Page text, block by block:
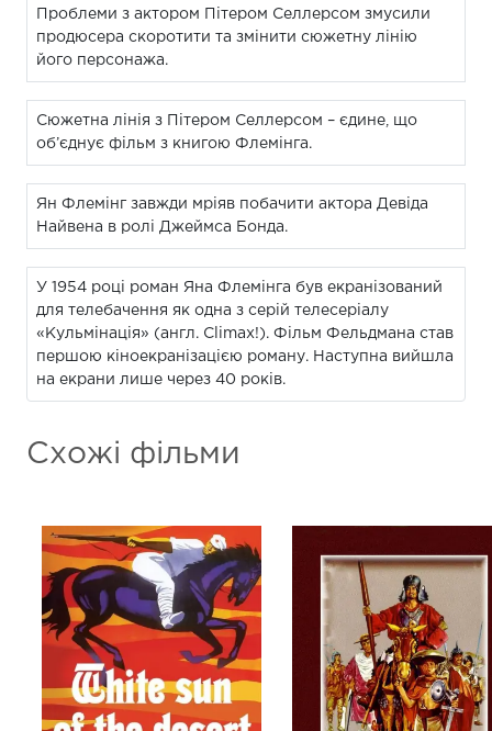
Проблеми з актором Пітером Селлерсом змусили
продюсера скоротити та змінити сюжетну лінію
його персонажа.
Сюжетна лінія з Пітером Селлерсом – єдине, що
об’єднує фільм з книгою Флемінга.
Ян Флемінг завжди мріяв побачити актора Девіда
Найвена в ролі Джеймса Бонда.
У 1954 році роман Яна Флемінга був екранізований
для телебачення як одна з серій телесеріалу
«Кульмінація» (англ. Climax!). Фільм Фельдмана став
першою кіноекранізацією роману. Наступна вийшла
на екрани лише через 40 років.
Схожі фільми